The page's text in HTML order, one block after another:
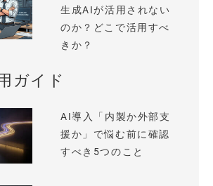
生成AIが活用されない
のか？どこで活用すべ
きか？
ガイド
AI導入「内製か外部支
援か」で悩む前に確認
すべき5つのこと